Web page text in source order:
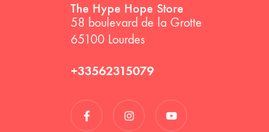
The Hype Hope Store
58 boulevard de la Grotte
65100 Lourdes
+33562315079